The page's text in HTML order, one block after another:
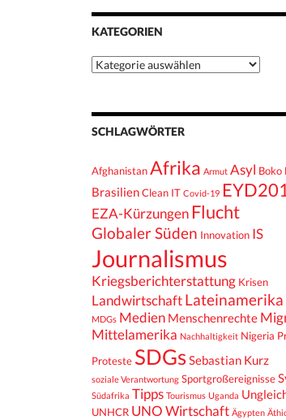
KATEGORIEN
Kategorien
SCHLAGWÖRTER
AfghanistanAfrika Armut Asyl Boko
BrasilienClean IT Covid-19
EZA-Kürzungen Flucht
Globaler Süden Innovation IS
Journalismus
Kriegsberichterstattung Krisen
Landwirtschaft Lateinamerika
MDGs Medien Menschenrechte
Mittelamerika Nachhaltigkeit Nigeria
Proteste SDGsSebastian Kurz
soziale Verantwortung Sportgroßereignisse
Südafrika Tipps Tourismus Uganda
UNHCR UNO Wirtschaft Ägypten